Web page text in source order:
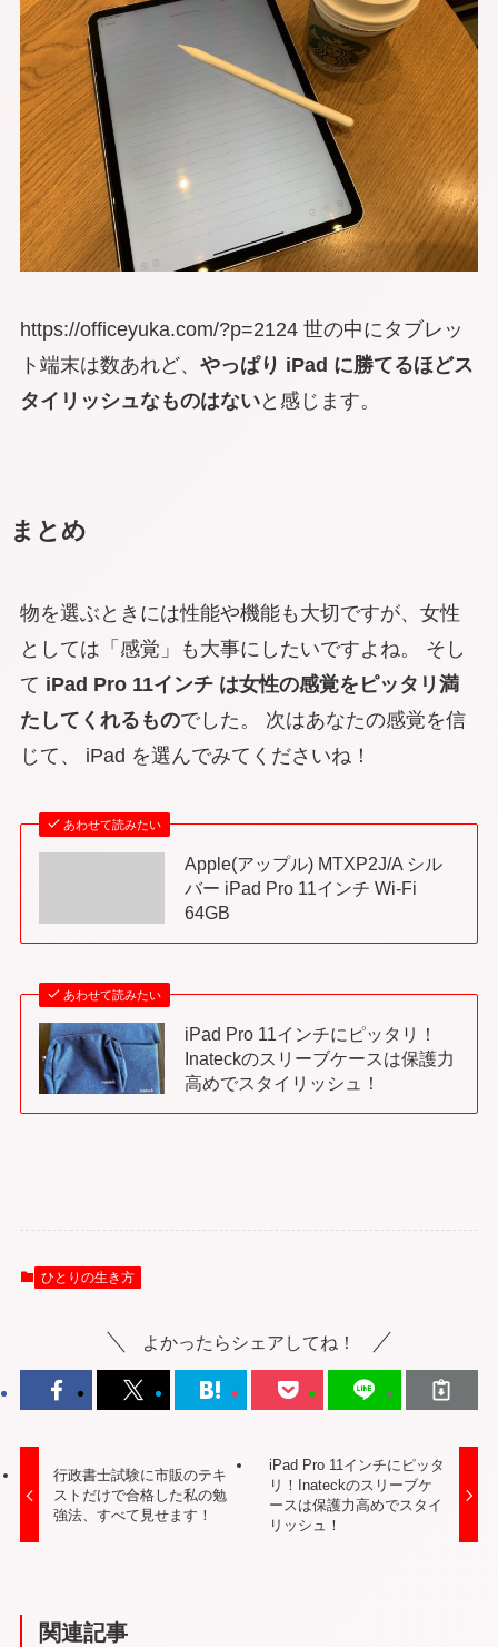
https://officeyuka.com/?p=2124 世の中にタブレッ
ト端末は数あれど、 やっぱり iPad に勝てるほどス
タイリッシュなものはないと感じます。
まとめ
物を選ぶときには性能や機能も大切ですが、女性
としては「感覚」も大事にしたいですよね。 そし
て iPad Pro 11インチ は女性の感覚をピッタリ満
たしてくれるものでした。 次はあなたの感覚を信
じて、 iPad を選んでみてくださいね！
あわせて読みたい
Apple(アップル) MTXP2J/A シル
バー iPad Pro 11インチ Wi-Fi
64GB
あわせて読みたい
iPad Pro 11インチにピッタリ！
Inateckのスリーブケースは保護力
高めでスタイリッシュ！
ひとりの生き方
よかったらシェアしてね！
行政書士試験に市販のテキ
ストだけで合格した私の勉
強法、すべて見せます！
iPad Pro 11インチにピッタ
リ！Inateckのスリーブケ
ースは保護力高めでスタイ
リッシュ！
関連記事